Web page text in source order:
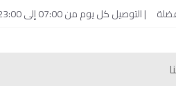
| التوصيل كل يوم من 07:00 إلى 23:00